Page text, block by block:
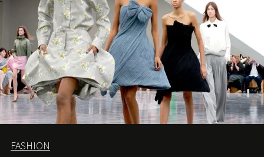
FASHION